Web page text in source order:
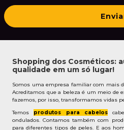
Shopping dos Cosméticos:
qualidade em um só lugar!
Somos uma empresa familiar com mais
Acreditamos que a beleza é um meio de
fazemos, por isso, transformamos vidas
Temos produtos para cabelos
ondulados. Contamos também com
para diferentes tipos de peles. E aos